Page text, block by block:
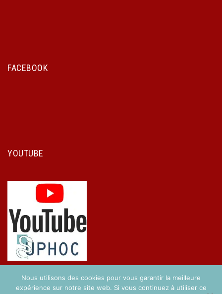
FACEBOOK
YOUTUBE
Nous utilisons des cookies pour vous garantir la meilleure
expérience sur notre site web. Si vous continuez à utiliser ce